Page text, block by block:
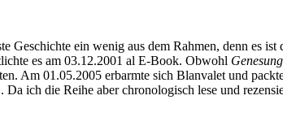
Geschichte ein wenig aus dem Rahmen, denn es
es am 03.12.2001 al E-Book. Obwohl Genesung
Am 01.05.2005 erbarmte sich Blanvalet und
. Da ich die Reihe aber chronologisch lese und